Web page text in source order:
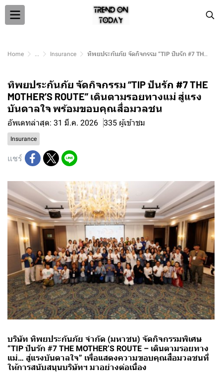
Home ... Insurance ทิพยประกันภัย จัดกิจกรรม “TIP ปันรัก #7 THE MOTHER’S ROUTE” เดินตามรอยทางแม่ สู่แรงบันดาลใจ พร้อมขอบคุณสื่อมวลชน
ทิพยประกันภัย จัดกิจกรรม “TIP ปันรัก #7 THE
MOTHER’S ROUTE” เดินตามรอยทางแม่ สู่แรง
บันดาลใจ พร้อมขอบคุณสื่อมวลชน
อัพเดทล่าสุด: 31 มี.ค. 2026 335 ผู้เข้าชม
Insurance
แชร์
บริษัท ทิพยประกันภัย จำกัด (มหาชน) จัดกิจกรรมพิเศษ
“TIP ปันรัก #7 THE MOTHER’S ROUTE – เดินตามรอยทาง
แม่… สู่แรงบันดาลใจ” เพื่อแสดงความขอบคุณสื่อมวลชนที่
ให้การสนับสนุนบริษัทฯ มาอย่างต่อเนื่อง